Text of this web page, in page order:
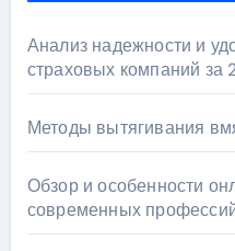
Анализ надежности и
страховых компаний за
Методы вытягивания
Обзор и особенности
современных